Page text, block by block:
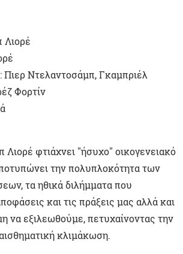
Λιορέ
Ντελαντοσάμπ, Γκαμπριέλ
Φορτίν
Λιορέ φτιάχνει "ήσυχο" οικογενειακό
την πολυπλοκότητα των
τα ηθικά διλήμματα που
και τις πράξεις μας αλλά και
να εξιλεωθούμε, πετυχαίνοντας την
κλιμάκωση.